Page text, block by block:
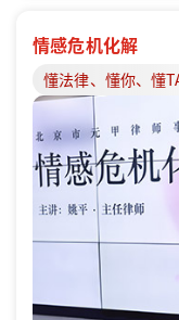
情感危机化解